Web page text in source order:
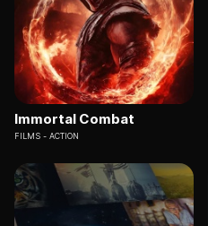
Immortal Combat
FILMS ACTION